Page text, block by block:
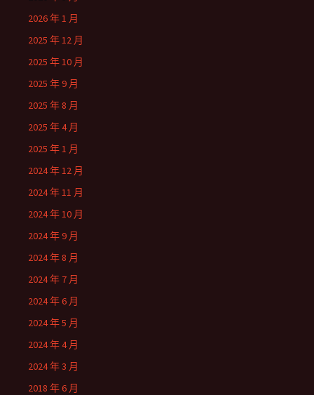
2026 年 1 月
2025 年 12 月
2025 年 10 月
2025 年 9 月
2025 年 8 月
2025 年 4 月
2025 年 1 月
2024 年 12 月
2024 年 11 月
2024 年 10 月
2024 年 9 月
2024 年 8 月
2024 年 7 月
2024 年 6 月
2024 年 5 月
2024 年 4 月
2024 年 3 月
2018 年 6 月